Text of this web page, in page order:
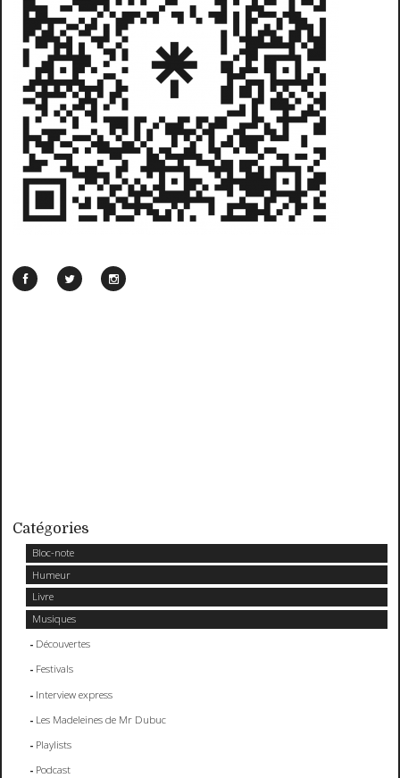
Catégories
Bloc-note
Humeur
Livre
Musiques
Découvertes
Festivals
Interview express
Les Madeleines de Mr Dubuc
Playlists
Podcast